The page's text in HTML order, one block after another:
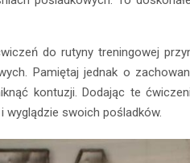
do rutyny treningowej
Pamiętaj jednak o
kontuzji. Dodając te
swoich pośladków.